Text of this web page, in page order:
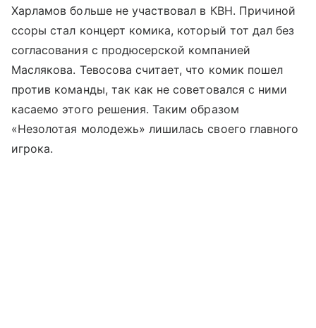
Харламов больше не участвовал в КВН. Причиной
ссоры стал концерт комика, который тот дал без
согласования с продюсерской компанией
Маслякова. Тевосова считает, что комик пошел
против команды, так как не советовался с ними
касаемо этого решения. Таким образом
«Незолотая молодежь» лишилась своего главного
игрока.